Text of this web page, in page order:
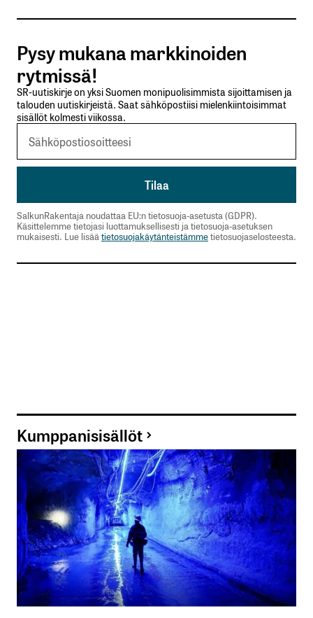
Tilaa SalkunRakentajan uutiskirje
Lähetä kommentti
Pysy mukana markkinoiden
rytmissä!
SR-uutiskirje on yksi Suomen monipuolisimmista sijoittamisen ja
talouden uutiskirjeistä. Saat sähköpostiisi mielenkiintoisimmat
sisällöt kolmesti viikossa.
SalkunRakentaja noudattaa EU:n tietosuoja-asetusta (GDPR).
Käsittelemme tietojasi luottamuksellisesti ja tietosuoja-asetuksen
mukaisesti. Lue lisää tietosuojakäytänteistämmetietosuojaselosteesta.
Kumppanisisällöt